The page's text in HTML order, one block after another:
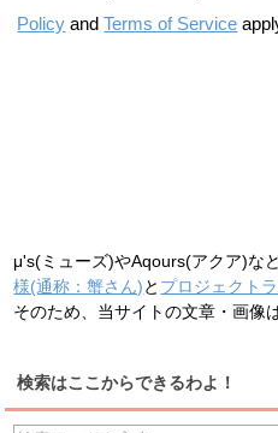
Policy andTerms of Service
μ's(ミューズ)やAqours(アクア)な
様(通称：蟹さん)と プロジェクト
そのため、当サイトの文章・画像
検索はここからできるわよ！